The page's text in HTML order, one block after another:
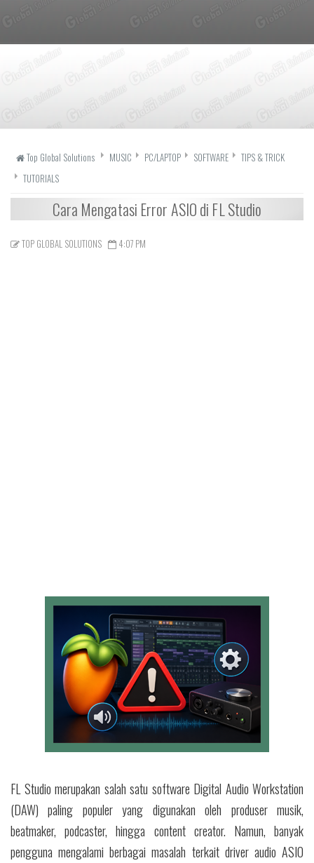
Top Global Solutions MUSIC PC/LAPTOP SOFTWARE
TIPS & TRICK
TUTORIALS
Cara Mengatasi Error ASIO di FL Studio
TOP GLOBAL SOLUTIONS 4:07 PM
FL Studio merupakan salah satu software Digital Audio Workstation
(DAW) paling populer yang digunakan oleh produser musik,
beatmaker, podcaster, hingga content creator. Namun, banyak
pengguna mengalami berbagai masalah terkait driver audio ASIO